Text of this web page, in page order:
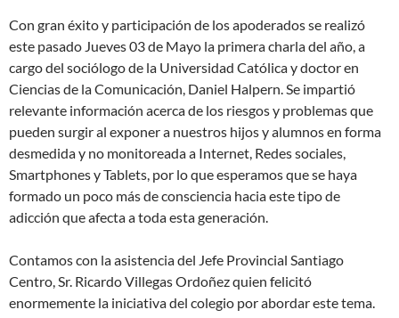
Con gran éxito y participación de los apoderados se realizó
este pasado Jueves 03 de Mayo la primera charla del año, a
cargo del sociólogo de la Universidad Católica y doctor en
Ciencias de la Comunicación, Daniel Halpern. Se impartió
relevante información acerca de los riesgos y problemas que
pueden surgir al exponer a nuestros hijos y alumnos en forma
desmedida y no monitoreada a Internet, Redes sociales,
Smartphones y Tablets, por lo que esperamos que se haya
formado un poco más de consciencia hacia este tipo de
adicción que afecta a toda esta generación.
Contamos con la asistencia del Jefe Provincial Santiago
Centro, Sr. Ricardo Villegas Ordoñez quien felicitó
enormemente la iniciativa del colegio por abordar este tema.